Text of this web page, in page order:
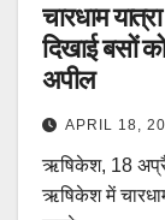
चारधाम
दिखाई बसों
अपील
APRIL 18,
ऋषिकेश, 18
ऋषिकेश में